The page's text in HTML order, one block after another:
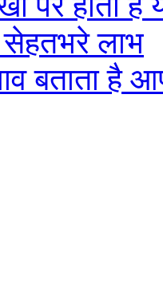
सेहतभरे लाभ
बताता है आप